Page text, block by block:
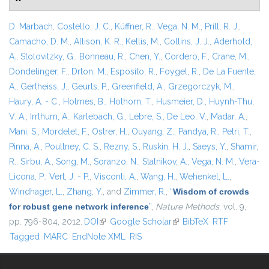
D. Marbach, Costello, J. C., Küffner, R., Vega, N. M., Prill, R. J.,
Camacho, D. M., Allison, K. R., Kellis, M., Collins, J. J., Aderhold,
A., Stolovitzky, G., Bonneau, R., Chen, Y., Cordero, F., Crane, M.,
Dondelinger, F., Drton, M., Esposito, R., Foygel, R., De La Fuente,
A., Gertheiss, J., Geurts, P., Greenfield, A., Grzegorczyk, M.,
Haury, A. - C., Holmes, B., Hothorn, T., Husmeier, D., Huynh-Thu,
V. A., Irrthum, A., Karlebach, G., Lebre, S., De Leo, V., Madar, A.,
Mani, S., Mordelet, F., Ostrer, H., Ouyang, Z., Pandya, R., Petri, T.,
Pinna, A., Poultney, C. S., Rezny, S., Ruskin, H. J., Saeys, Y., Shamir,
R., Sirbu, A., Song, M., Soranzo, N., Statnikov, A., Vega, N. M., Vera-
Licona, P., Vert, J. - P., Visconti, A., Wang, H., Wehenkel, L.,
Windhager, L., Zhang, Y., and Zimmer, R., “Wisdom of crowds
for robust gene network inference”, Nature Methods, vol. 9,
pp. 796-804, 2012. DOI (link is external)
Google Scholar(link is external)
BibTeX RTF
Tagged MARC EndNote XML RIS